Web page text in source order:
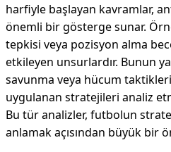
harfiyle başlayan kavramlar,
önemli bir gösterge sunar.
tepkisi veya pozisyon alma
etkileyen unsurlardır. Bunun
savunma veya hücum
uygulanan stratejileri analiz
Bu tür analizler, futbolun
anlamak açısından büyük bir